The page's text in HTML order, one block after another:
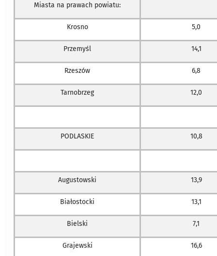
Miasta na prawach powiatu:
Krosno 5,0
Przemyśl 14,1
Rzeszów 6,8
Tarnobrzeg 12,0
PODLASKIE 10,8
Augustowski 13,9
Białostocki 13,1
Bielski 7,1
Grajewski 16,6